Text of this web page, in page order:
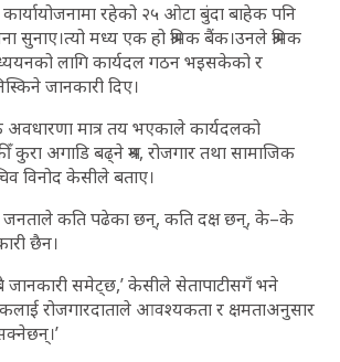
कार्यायोजनामा रहेको २५ ओटा बुंदा बाहेक पनि
सुनाए।त्यो मध्य एक हो श्रमिक बैंक।उनले श्रमिक
लागि कार्यदल गठन भइसकेको र
जानकारी दिए।
अवधारणा मात्र तय भएकाले कार्यदलको
कुरा अगाडि बढ्ने श्रम, रोजगार तथा सामाजिक
विनोद केसीले बताए।
जनताले कति पढेका छन्, कति दक्ष छन्, के–के
छैन।
जानकारी समेट्छ,’ केसीले सेतापाटीसगँ भने
रोजगारदाताले आवश्यकता र क्षमताअनुसार